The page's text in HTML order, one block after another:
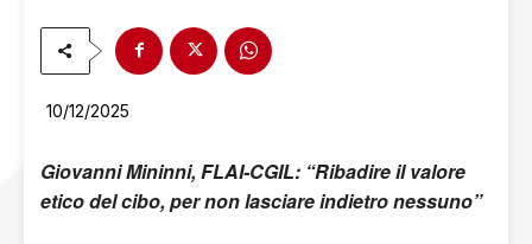
10/12/2025
Giovanni Mininni, FLAI-CGIL: “Ribadire il valore
etico del cibo, per non lasciare indietro nessuno”